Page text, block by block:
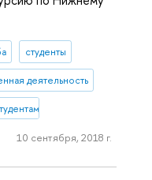
студенты
деятельность
(Нижний Новгород)
10 сентября, 2018 г.